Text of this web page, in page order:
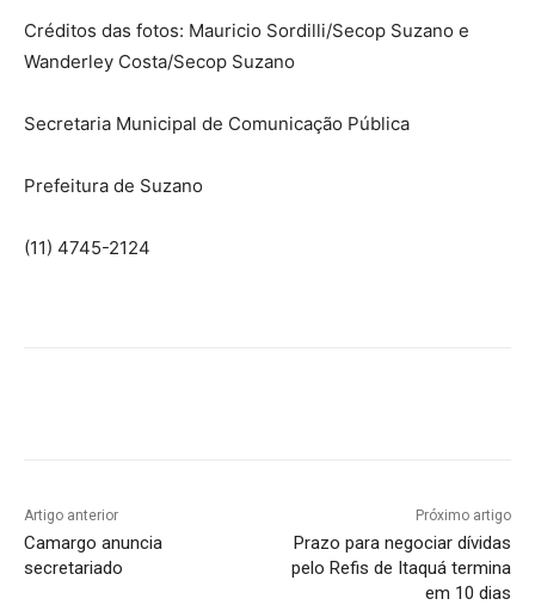
Créditos das fotos: Mauricio Sordilli/Secop Suzano e
Wanderley Costa/Secop Suzano
Secretaria Municipal de Comunicação Pública
Prefeitura de Suzano
(11) 4745-2124
Artigo anterior
Camargo anuncia
secretariado
Próximo artigo
Prazo para negociar dívidas
pelo Refis de Itaquá termina
em 10 dias